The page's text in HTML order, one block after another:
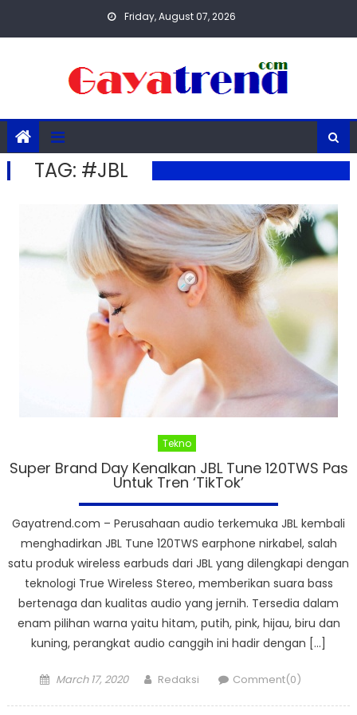
Friday, August 07, 2026
TAG: #JBL
Tekno
Super Brand Day Kenalkan JBL Tune 120TWS Pas
Untuk Tren ‘TikTok’
Gayatrend.com – Perusahaan audio terkemuka JBL kembali
menghadirkan JBL Tune 120TWS earphone nirkabel, salah
satu produk wireless earbuds dari JBL yang dilengkapi dengan
teknologi True Wireless Stereo, memberikan suara bass
bertenaga dan kualitas audio yang jernih. Tersedia dalam
enam pilihan warna yaitu hitam, putih, pink, hijau, biru dan
kuning, perangkat audio canggih ini hadir dengan […]
Posted
March 17, 2020 Author
Redaksi Comment(0)